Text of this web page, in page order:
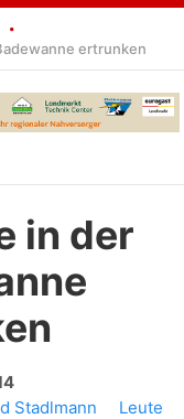
ertrunken
in der
Stadlmann Leute